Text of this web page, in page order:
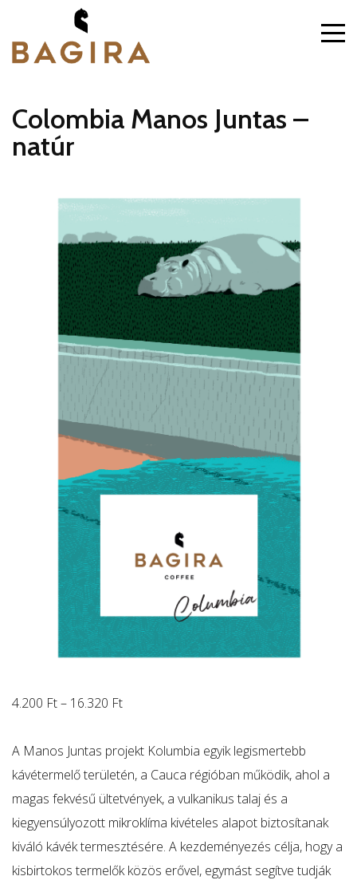
Colombia Manos Juntas –
natúr
4.200 Ft– 16.320 FtÁrtartomány:
-
16.320 Ft
A Manos Juntas projekt Kolumbia egyik legismertebb
kávétermelő területén, a Cauca régióban működik, ahol a
magas fekvésű ültetvények, a vulkanikus talaj és a
kiegyensúlyozott mikroklíma kivételes alapot biztosítanak
kiváló kávék termesztésére. A kezdeményezés célja, hogy a
kisbirtokos termelők közös erővel, egymást segítve tudják